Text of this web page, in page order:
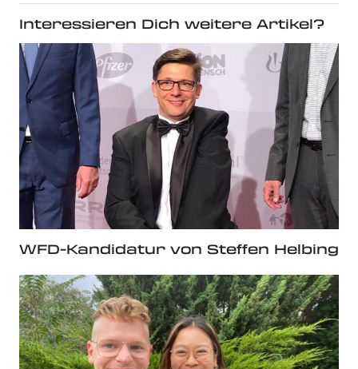
Interessieren Dich weitere Artikel?
WFD-Kandidatur von Steffen Helbing